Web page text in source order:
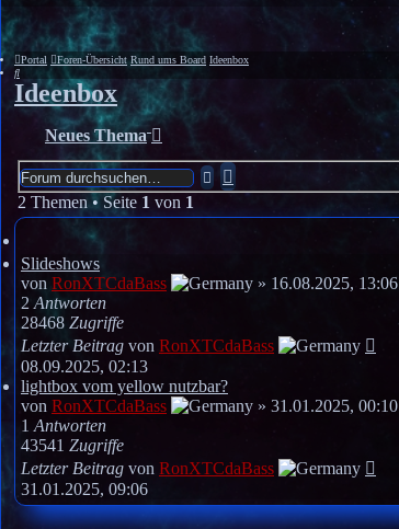
Portal Foren-Übersicht Rund ums Board Ideenbox
Suche
Ideenbox
Neues Thema
Suche
Suche
2 Themen • Seite 1 von 1
Slideshows
von RonXTCdaBass » 16.08.2025, 13:06
2 Antworten
28468 Zugriffe
Letzter Beitrag von RonXTCdaBass
08.09.2025, 02:13
lightbox vom yellow nutzbar?
von RonXTCdaBass » 31.01.2025, 00:10
1 Antworten
43541 Zugriffe
Letzter Beitrag von RonXTCdaBass
31.01.2025, 09:06